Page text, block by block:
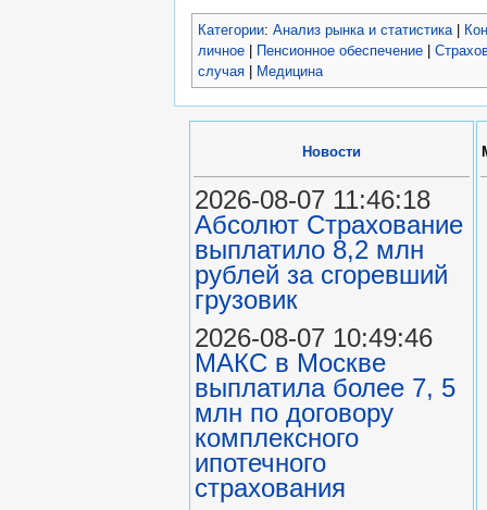
Категории: Анализ рынка и статистика
личное
Пенсионное обеспечение
случая
Медицина
Новости
2026-08-07 11:46:18
Абсолют Страхование
выплатило 8,2 млн
рублей за сгоревший
грузовик
2026-08-07 10:49:46
МАКС в Москве
выплатила более 7, 5
млн по договору
комплексного
ипотечного
страхования